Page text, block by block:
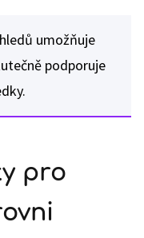
umožňuje
podporuje
pro